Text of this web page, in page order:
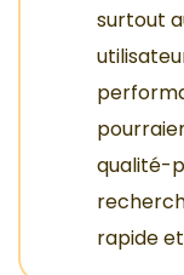
surtout
qualité-
rapide